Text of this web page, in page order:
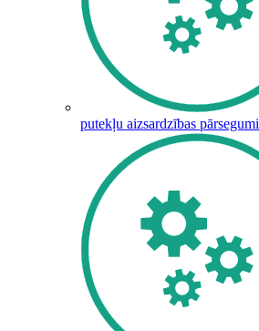
putekļu aizsardzības pārsegumi